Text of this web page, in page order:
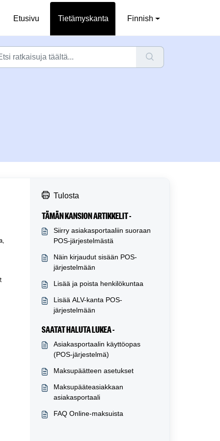
Etusivu
Tietämyskanta Finnish
Tulosta
TÄMÄN KANSION ARTIKKELIT -
Siirry asiakasportaaliin suoraan
POS-järjestelmästä
Näin kirjaudut sisään POS-
järjestelmään
Lisää ja poista henkilökuntaa
Lisää ALV-kanta POS-
järjestelmään
SAATAT HALUTA LUKEA -
Asiakasportaalin käyttöopas
(POS-järjestelmä)
Maksupäätteen asetukset
Maksupääteasiakkaan
asiakasportaali
FAQ Online-maksuista